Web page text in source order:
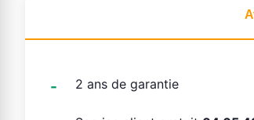
2 ans de garantie